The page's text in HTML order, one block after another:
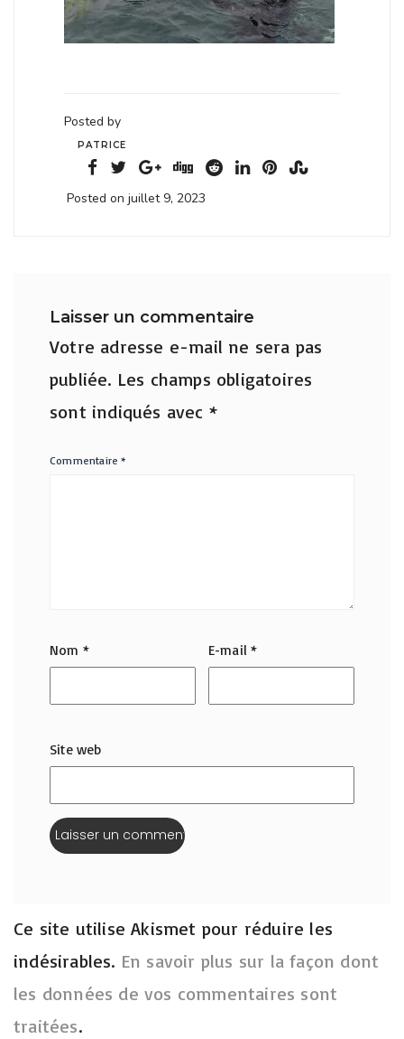
Posted by
PATRICE
Posted on juillet 9, 2023
Laisser un commentaire
Votre adresse e-mail ne sera pas
publiée. Les champs obligatoires
sont indiqués avec *
Commentaire*
Nom * E-mail*
Site web
Ce site utilise Akismet pour réduire les
indésirables. En savoir plus sur la façon dont
les données de vos commentaires sont
traitées.